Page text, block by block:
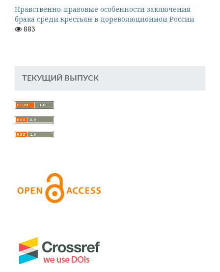
Нравственно-правовые особенности заключения
брака среди крестьян в дореволюционной России
883
ТЕКУЩИЙ ВЫПУСК